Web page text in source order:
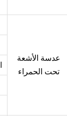
عدسة الأشعة
تحت الحمراء